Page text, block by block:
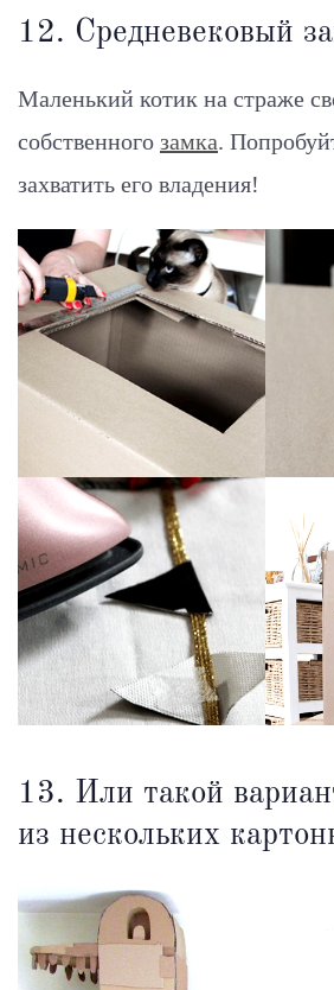
12. Средневековый
Маленький котик на страже
собственного замка.
захватить его владения!
13. Или такой
из нескольких